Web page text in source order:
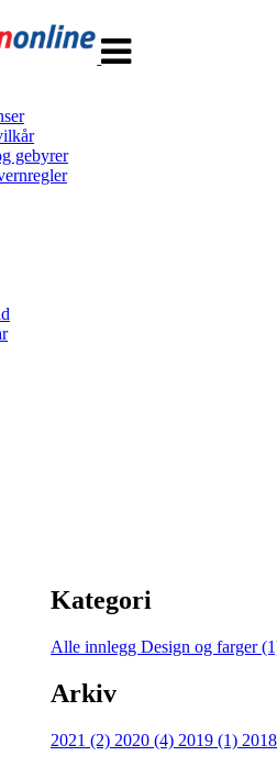
navigasjon
gebyrer
Kategori
Alle innlegg Design og farger
Arkiv
2021 (2) 2020 (4) 2019 (1)